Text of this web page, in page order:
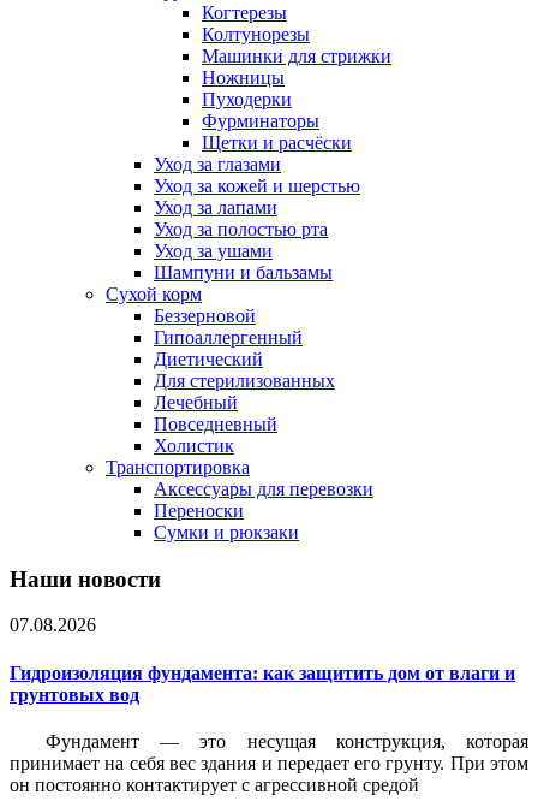
Когтерезы
Колтунорезы
Машинки для стрижки
Ножницы
Пуходерки
Фурминаторы
Щетки и расчёски
Уход за глазами
Уход за кожей и шерстью
Уход за лапами
Уход за полостью рта
Уход за ушами
Шампуни и бальзамы
Сухой корм
Беззерновой
Гипоаллергенный
Диетический
Для стерилизованных
Лечебный
Повседневный
Холистик
Транспортировка
Аксессуары для перевозки
Переноски
Сумки и рюкзаки
Наши новости
07.08.2026
Гидроизоляция фундамента: как защитить дом от влаги и
грунтовых вод
Фундамент — это несущая конструкция, которая
принимает на себя вес здания и передает его грунту. При этом
он постоянно контактирует с агрессивной средой